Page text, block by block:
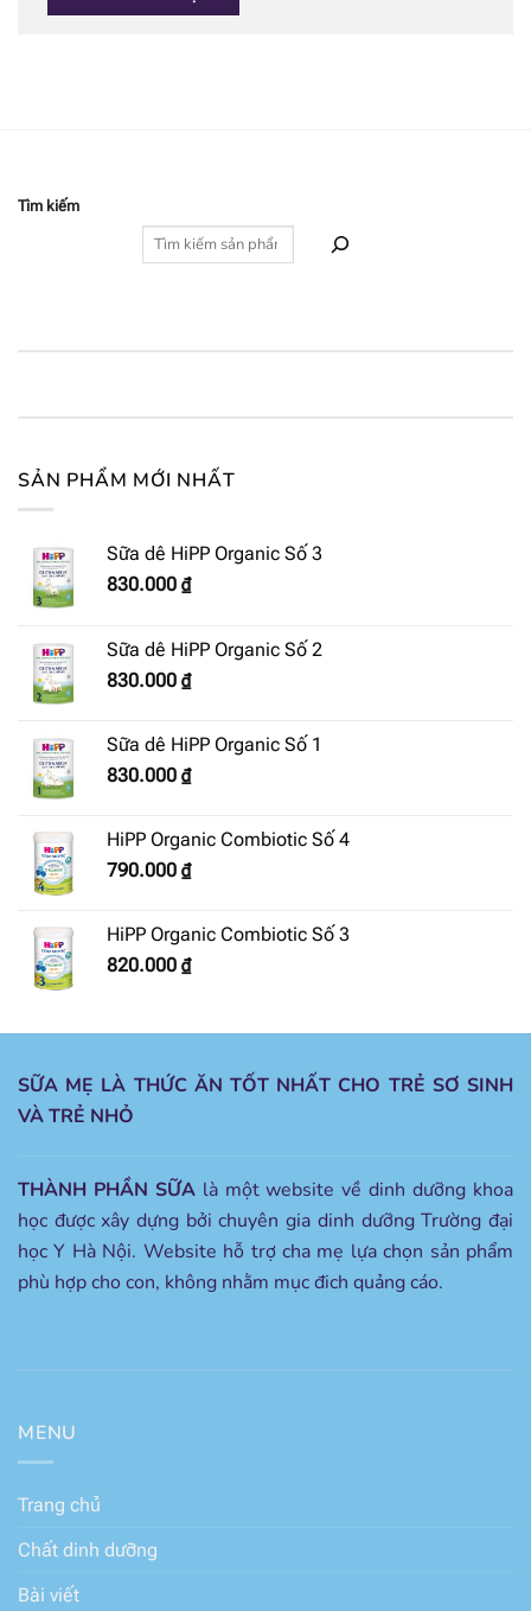
Tìm kiếm
SẢN PHẨM MỚI NHẤT
Sữa dê HiPP Organic Số 3
830.000 ₫
Sữa dê HiPP Organic Số 2
830.000 ₫
Sữa dê HiPP Organic Số 1
830.000 ₫
HiPP Organic Combiotic Số 4
790.000 ₫
HiPP Organic Combiotic Số 3
820.000 ₫
SỮA MẸ LÀ THỨC ĂN TỐT NHẤT CHO TRẺ SƠ SINH
VÀ TRẺ NHỎ
THÀNH PHẦN SỮA là một website về dinh dưỡng khoa
học được xây dựng bởi chuyên gia dinh dưỡng Trường đại
học Y Hà Nội. Website hỗ trợ cha mẹ lựa chọn sản phẩm
phù hợp cho con, không nhằm mục đich quảng cáo.
MENU
Trang chủ
Chất dinh dưỡng
Bài viết